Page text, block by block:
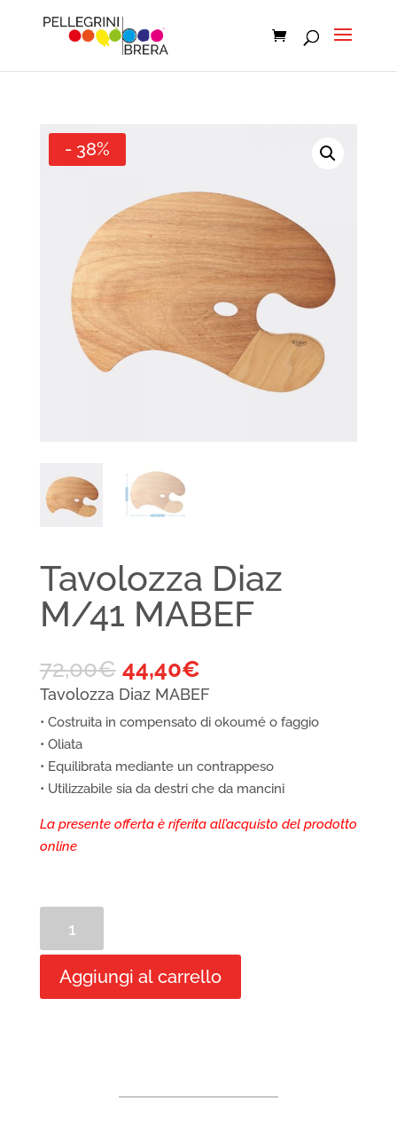
- 38%
Tavolozza Diaz
M/41 MABEF
72,00€ 44,40€
Tavolozza Diaz MABEF
• Costruita in compensato di okoumé o faggio
• Oliata
• Equilibrata mediante un contrappeso
• Utilizzabile sia da destri che da mancini
La presente offerta è riferita all’acquisto del prodotto
online
M/41
MABEF
Aggiungi al carrello